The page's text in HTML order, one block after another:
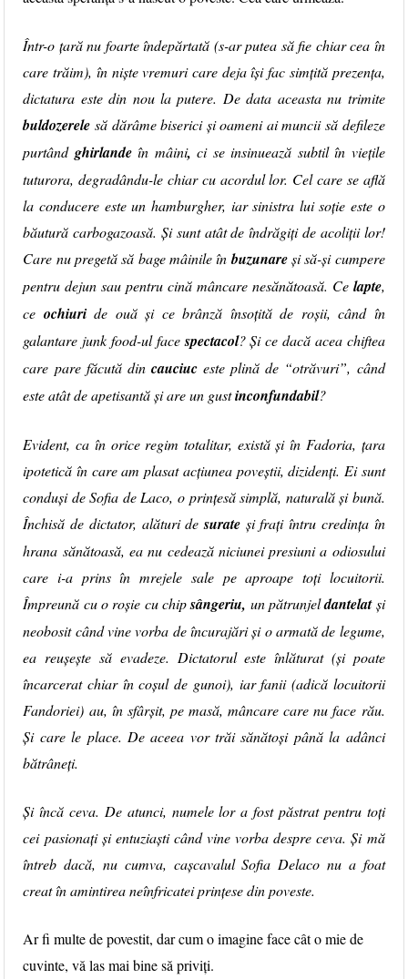
Într-o țară nu foarte îndepărtată (s-ar putea să fie chiar cea în
care trăim), în niște vremuri care deja își fac simțită prezența,
dictatura este din nou la putere. De data aceasta nu trimite
buldozerelesă dărâme biserici și oameni ai muncii să defileze
purtând ghirlandeîn mâini,ci se insinuează subtil în viețile
tuturora, degradându-le chiar cu acordul lor. Cel care se află
la conducere este un hamburgher, iar sinistra lui soție este o
băutură carbogazoasă. Și sunt atât de îndrăgiți de acoliții lor!
Care nu pregetă să bage mâinile înbuzunareși să-și cumpere
pentru dejun sau pentru cină mâncare nesănătoasă. Ce lapte,
ce ochiuride ouă și ce brânză însoțită de roșii, când în
galantare junk food-ul facespectacol? Și ce dacă acea chiftea
care pare făcută din cauciuceste plină de “otrăvuri”, când
este atât de apetisantă și are un gustinconfundabil?
Evident, ca în orice regim totalitar, există și în Fadoria, țara
ipotetică în care am plasat acțiunea poveștii, dizidenți. Ei sunt
conduși de Sofia de Laco, o prințesă simplă, naturală și bună.
Închisă de dictator, alături desurate și frați întru credința în
hrana sănătoasă, ea nu cedează niciunei presiuni a odiosului
care i-a prins în mrejele sale pe aproape toți locuitorii.
Împreună cu o roșie cu chipsângeriu, un pătrunjeldantelatși
neobosit când vine vorba de încurajări și o armată de legume,
ea reușește să evadeze. Dictatorul este înlăturat (și poate
încarcerat chiar în coșul de gunoi), iar fanii (adică locuitorii
Fandoriei) au, în sfârșit, pe masă, mâncare care nu face rău.
Și care le place. De aceea vor trăi sănătoși până la adânci
bătrâneți.
Și încă ceva. De atunci, numele lor a fost păstrat pentru toți
cei pasionați și entuziaști când vine vorba despre ceva. Și mă
întreb dacă, nu cumva, cașcavalul Sofia Delaco nu a foat
creat în amintirea neînfricatei prințese din poveste.
Ar fi multe de povestit, dar cum o imagine face cât o mie de
cuvinte, vă las mai bine să priviți.